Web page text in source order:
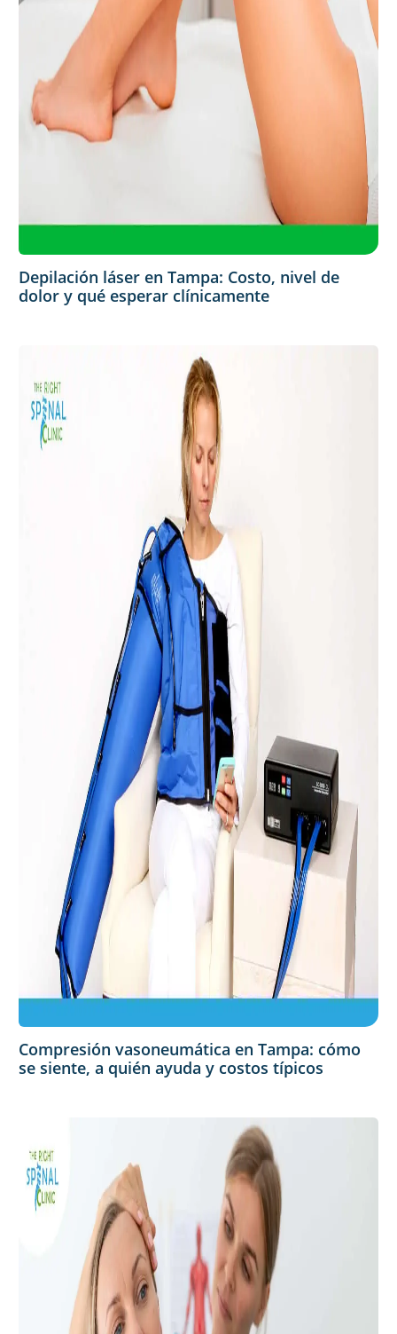
Depilación láser en Tampa: Costo, nivel de
dolor y qué esperar clínicamente
Compresión vasoneumática en Tampa: cómo
se siente, a quién ayuda y costos típicos